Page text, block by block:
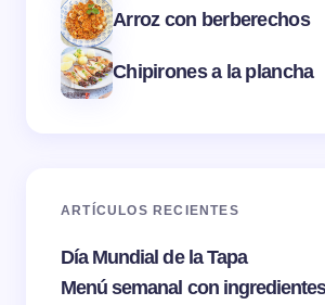
Arroz con berberechos
Chipirones a la plancha
ARTÍCULOS RECIENTES
Día Mundial de la Tapa
Menú semanal con